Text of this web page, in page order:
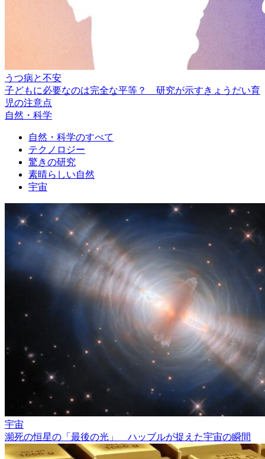
うつ病と不安
子どもに必要なのは完全な平等？ 研究が示すきょうだい育
児の注意点
自然・科学
自然・科学のすべて
テクノロジー
驚きの研究
素晴らしい自然
宇宙
宇宙
瀕死の恒星の「最後の光」 ハッブルが捉えた宇宙の瞬間